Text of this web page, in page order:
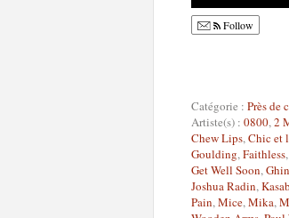
Follow
Catégorie : Près de
Artiste(s) : 0800,2
Chew Lips,Chic et
Goulding,Faithless,
Get Well Soon,
Joshua Radin,
Pain,Mice,Mika,